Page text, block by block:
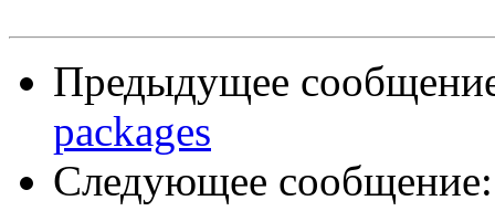
Предыдущее
packages
Следующее